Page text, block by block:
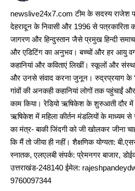
newslive24x7.com टीम के सदस्य राजेश
देहरादून के निवासी और 1996 से पत्रकारिता
जागरण और हिन्दुस्तान जैसे प्रमुख हिन्दी
और एडिटिंग का अनुभव। बच्चों और हर आयु
कहानियां और कविताएं लिखीं। स्कूलों और
और उनसे संवाद करना जुनून। रुद्रप्रयाग के
गांवों की अनकही कहानियां लोगों तक पहुंचाईं
काम किया। रेडियो ऋषिकेश के शुरुआती दौर में
ऋषिकेश में महिला कीर्तन मंडलियों के माध्यम
का मंत्र- बाकी जिंदगी को जी खोलकर जीना
कि मैं तो जीया ही नहीं। शैक्षणिक योग्यता:
स्नातक, एलएलबी संपर्क: प्रेमनगर बाजार,
उत्तराखंड-248140 ईमेल:
9760097344